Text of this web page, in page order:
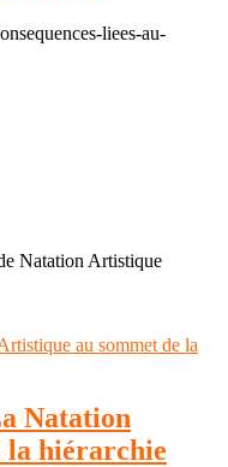
liees-au-
Natation Artistique
Natation
la hiérarchie